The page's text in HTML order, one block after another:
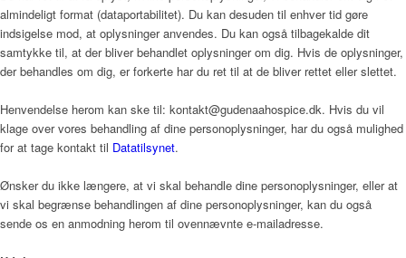
almindeligt format (dataportabilitet). Du kan desuden til enhver tid gøre
indsigelse mod, at oplysninger anvendes. Du kan også tilbagekalde dit
samtykke til, at der bliver behandlet oplysninger om dig. Hvis de oplysninger,
der behandles om dig, er forkerte har du ret til at de bliver rettet eller slettet.
Henvendelse herom kan ske til: kontakt@gudenaahospice.dk. Hvis du vil
klage over vores behandling af dine personoplysninger, har du også mulighed
for at tage kontakt til Datatilsynet.
Ønsker du ikke længere, at vi skal behandle dine personoplysninger, eller at
vi skal begrænse behandlingen af dine personoplysninger, kan du også
sende os en anmodning herom til ovennævnte e-mailadresse.